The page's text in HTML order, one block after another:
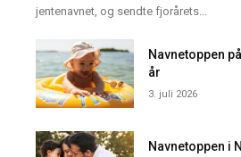
jentenavnet, og sendte fjorårets...
Navnetoppen
år
3. juli 2026
Navnetoppen i